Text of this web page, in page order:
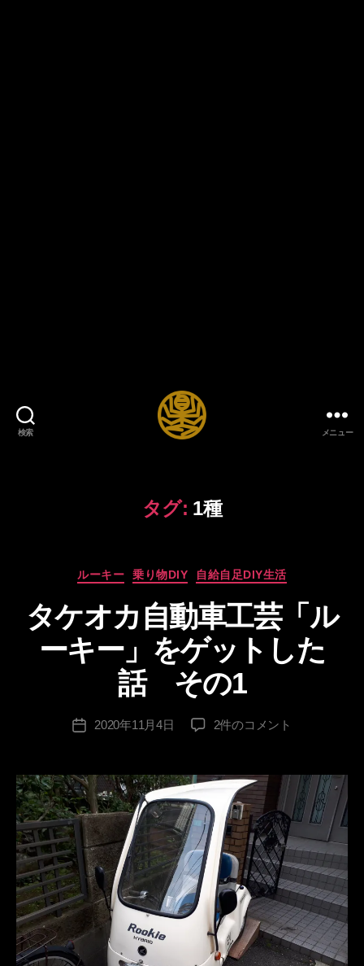
検索
足
DIY
ブ
グ
メニュー
タグ: 1種
カ
ゴ
リ
ー
ルーキー 乗り物DIY 自給自足DIY生活
タケオカ自動車工芸「ル
ーキー」をゲットした
話 その1
投
稿
作
成
者
lo
n
g
e
e
pr
in
投
2020年11月4日
タ
カ
動
車
工
芸
「ル
ー
キ
ー」
を
2件のコメント